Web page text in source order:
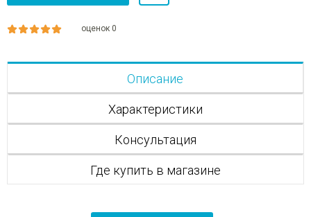
оценок 0
Описание
Характеристики
Консультация
Где купить в магазине